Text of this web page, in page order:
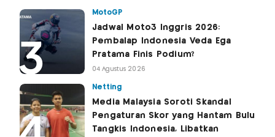
MotoGP
Jadwal Moto3 Inggris 2026:
Pembalap Indonesia Veda Ega
Pratama Finis Podium?
04 Agustus 2026
Netting
Media Malaysia Soroti Skandal
Pengaturan Skor yang Hantam Bulu
Tangkis Indonesia, Libatkan